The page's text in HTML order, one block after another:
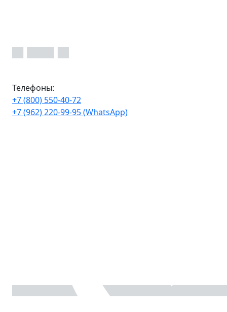
Телефоны:
+7 (800) 550-40-72
+7 (962) 220-99-95 (WhatsApp)